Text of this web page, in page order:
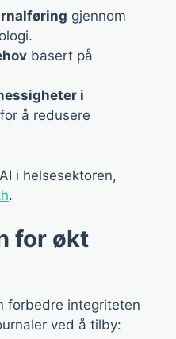
gjennom
basert på
i
for å redusere
i helsesektoren,
.
for økt
forbedre integriteten
ved å tilby: